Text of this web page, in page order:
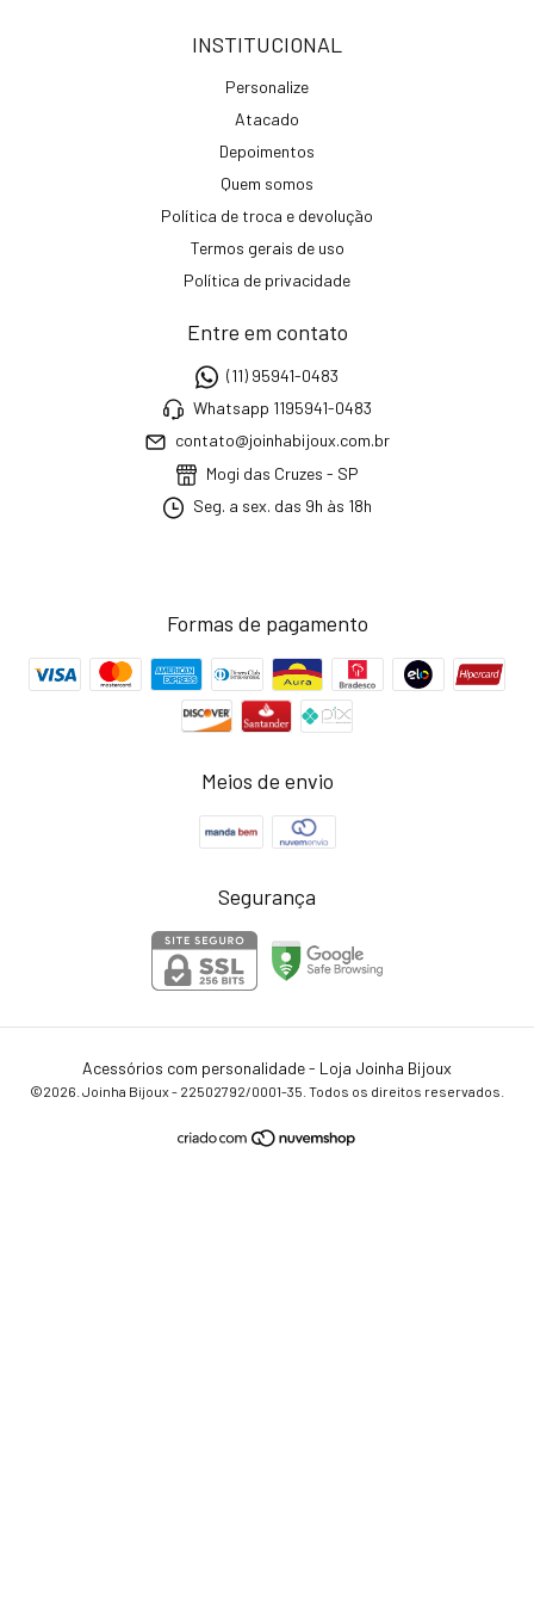
INSTITUCIONAL
Personalize
Atacado
Depoimentos
Quem somos
Política de troca e devolução
Termos gerais de uso
Política de privacidade
Entre em contato
(11) 95941-0483
Whatsapp 1195941-0483
contato@joinhabijoux.com.br
Mogi das Cruzes - SP
Seg. a sex. das 9h às 18h
Formas de pagamento
Meios de envio
Segurança
Acessórios com personalidade - Loja Joinha Bijoux
©2026. Joinha Bijoux - 22502792/0001-35. Todos os direitos reservados.